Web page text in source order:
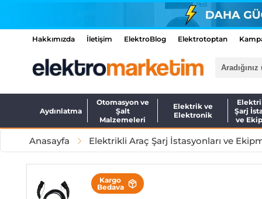
Hakkımızda İletişim ElektroBlog Elektrotoptan
Aydınlatma
Otomasyon ve
Şalt
Malzemeleri
Elektrik ve
Elektronik
Şarj
ve
Anasayfa Elektrikli Araç Şarj İstasyonları ve
Kargo
Bedava